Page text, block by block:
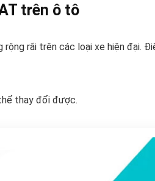
trên ô tô
rãi trên các loại xe hiện đại.
thay đổi được.